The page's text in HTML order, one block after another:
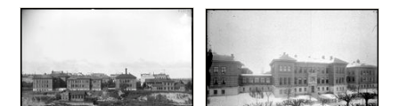
Åsögatan 85.
en repslagarbana,
urspr. från 1430-